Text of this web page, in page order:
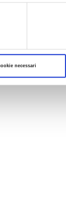
e visualizzare le
necessari